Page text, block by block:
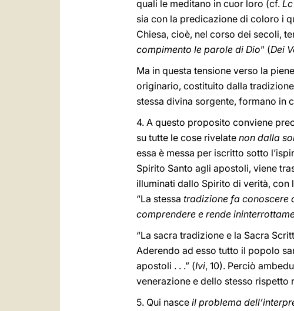
quali le meditano in cuor loro (cf. Lc
sia con la predicazione di coloro i
Chiesa, cioè, nel corso dei secoli,
compimento le parole di Dio” (Dei
Ma in questa tensione verso la
originario, costituito dalla
stessa divina sorgente, formano in
4. A questo proposito conviene
su tutte le cose rivelate non dalla
essa è messa per iscritto sotto
Spirito Santo agli apostoli, viene
illuminati dallo Spirito di verità,
“La stessa tradizione fa conoscere
comprendere e rende
“La sacra tradizione e la Sacra
Aderendo ad esso tutto il popolo
apostoli . . .” (Ivi, 10). Perciò
venerazione e dello stesso rispetto
5. Qui nasce il problema